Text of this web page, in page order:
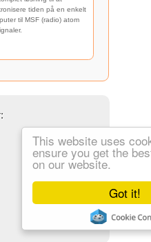
Got it!
This website uses
ensure you get the
on our website.
tiden på en enkelt
til MSF (radio) atom